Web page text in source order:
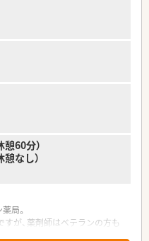
常時3名程で対応し、無理の無
根差した薬局で働きたい方
っかり教えてくれる会社で働き
たい方
60分）
なし）
局。
が、薬剤師はベテランの方も